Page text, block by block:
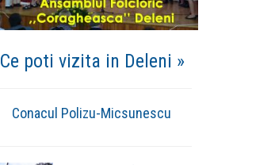
Ce poti vizita in Deleni »
Conacul Polizu-Micsunescu